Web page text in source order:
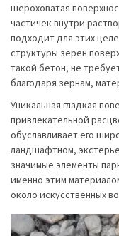
шероховатая
частичек внутри
подходит для этих
структуры зерен
такой бетон, не
благодаря зернам,
Уникальная гладкая
привлекательной
обуславливает его
ландшафтном,
значимые элементы
именно этим
около искусственных